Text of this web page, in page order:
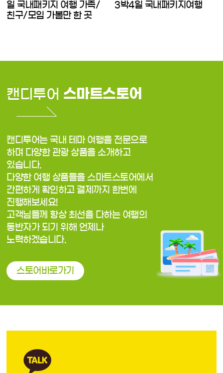
일 국내패키지 여행 가족/
친구/모임 가볼만 한 곳
3박4일 국내패키지여행
캔디투어 스마트스토어
캔디투어는 국내 테마 여행을 전문으로
하며 다양한 관광 상품을 소개하고
있습니다.
다양한 여행 상품들을 스마트스토어에서
간편하게 확인하고 결제까지 한번에
진행해보세요!
고객님들께 항상 최선을 다하는 여행의
동반자가 되기 위해 언제나
노력하겠습니다.
스토어바로가기